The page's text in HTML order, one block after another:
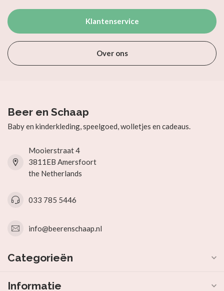
Klantenservice
Over ons
Beer en Schaap
Baby en kinderkleding, speelgoed, wolletjes en cadeaus.
Mooierstraat 4
3811EB Amersfoort
the Netherlands
033 785 5446
info@beerenschaap.nl
Categorieën
Informatie